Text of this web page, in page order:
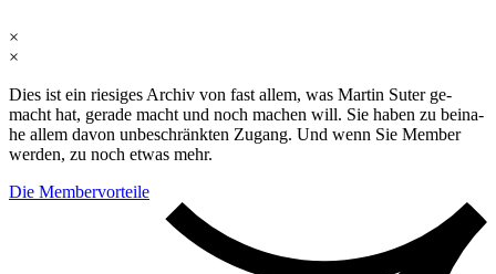
×
×
Dies ist ein rie­si­ges Ar­chiv von fast al­lem, was Mar­tin Su­ter ge­
macht hat, ge­ra­de macht und noch ma­chen will. Sie ha­ben zu bei­na­
he al­lem da­von un­be­schränk­ten Zu­gang. Und wenn Sie Mem­ber
wer­den, zu noch et­was mehr.
Die Membervorteile